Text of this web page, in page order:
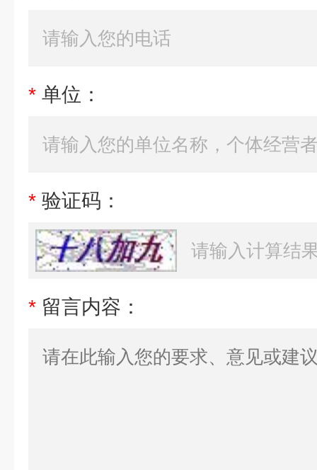
* 单位：
* 验证码：
* 留言内容：